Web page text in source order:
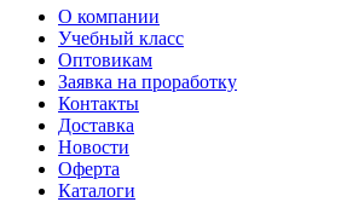
О компании
Учебный класс
Оптовикам
Заявка на проработку
Контакты
Доставка
Новости
Оферта
Каталоги